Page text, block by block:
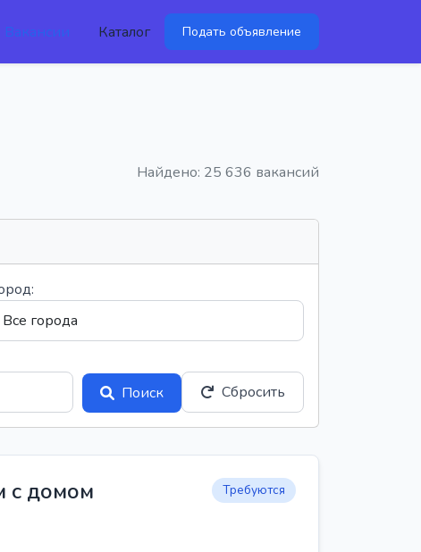
Вакансии Каталог Подать объявление
Найдено: 25 636 вакансий
Поиск
Сбросить
с домом Требуются